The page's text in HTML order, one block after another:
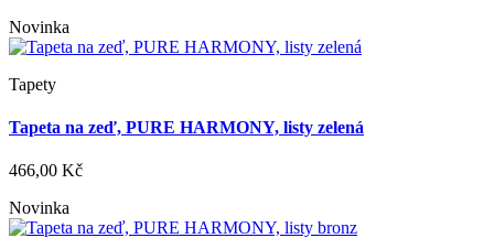
Novinka
Tapety
Tapeta na zeď, PURE HARMONY, listy zelená
466,00 Kč
Novinka